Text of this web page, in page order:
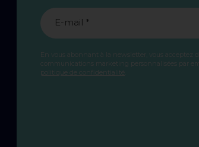
E-mail *
En vous abonnant à la newsletter, vous acceptez
communications marketing personnalisées par
politique de confidentialité